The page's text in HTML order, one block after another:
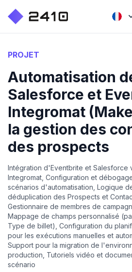
PROJET
Automatisation
Salesforce et
Integromat
la gestion des
des prospects
Intégration d'Eventbrite et Salesforce
Integromat, Configuration et
scénarios d'automatisation, Logique
déduplication des Prospects et
Gestionnaire de membres de
Mappage de champs personnalisé
Type de billet), Configuration du
pour les exécutions manuelles et
Support pour la migration de
production, Tutoriels vidéo et
scénario